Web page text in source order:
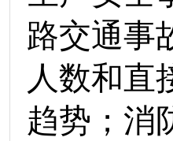
路交通事
人数和直
趋势；消